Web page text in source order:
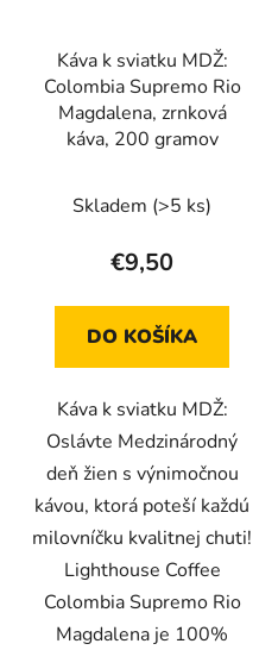
Káva k sviatku MDŽ:
Colombia Supremo Rio
Magdalena, zrnková
káva, 200 gramov
Skladem (>5 ks)
€9,50
DO KOŠÍKA
Káva k sviatku MDŽ:
Oslávte Medzinárodný
deň žien s výnimočnou
kávou, ktorá poteší každú
milovníčku kvalitnej chuti!
Lighthouse Coffee
Colombia Supremo Rio
Magdalena je 100%